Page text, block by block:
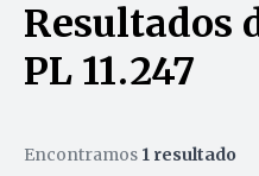
Resultados
PL 11.247
Encontramos 1 resultado